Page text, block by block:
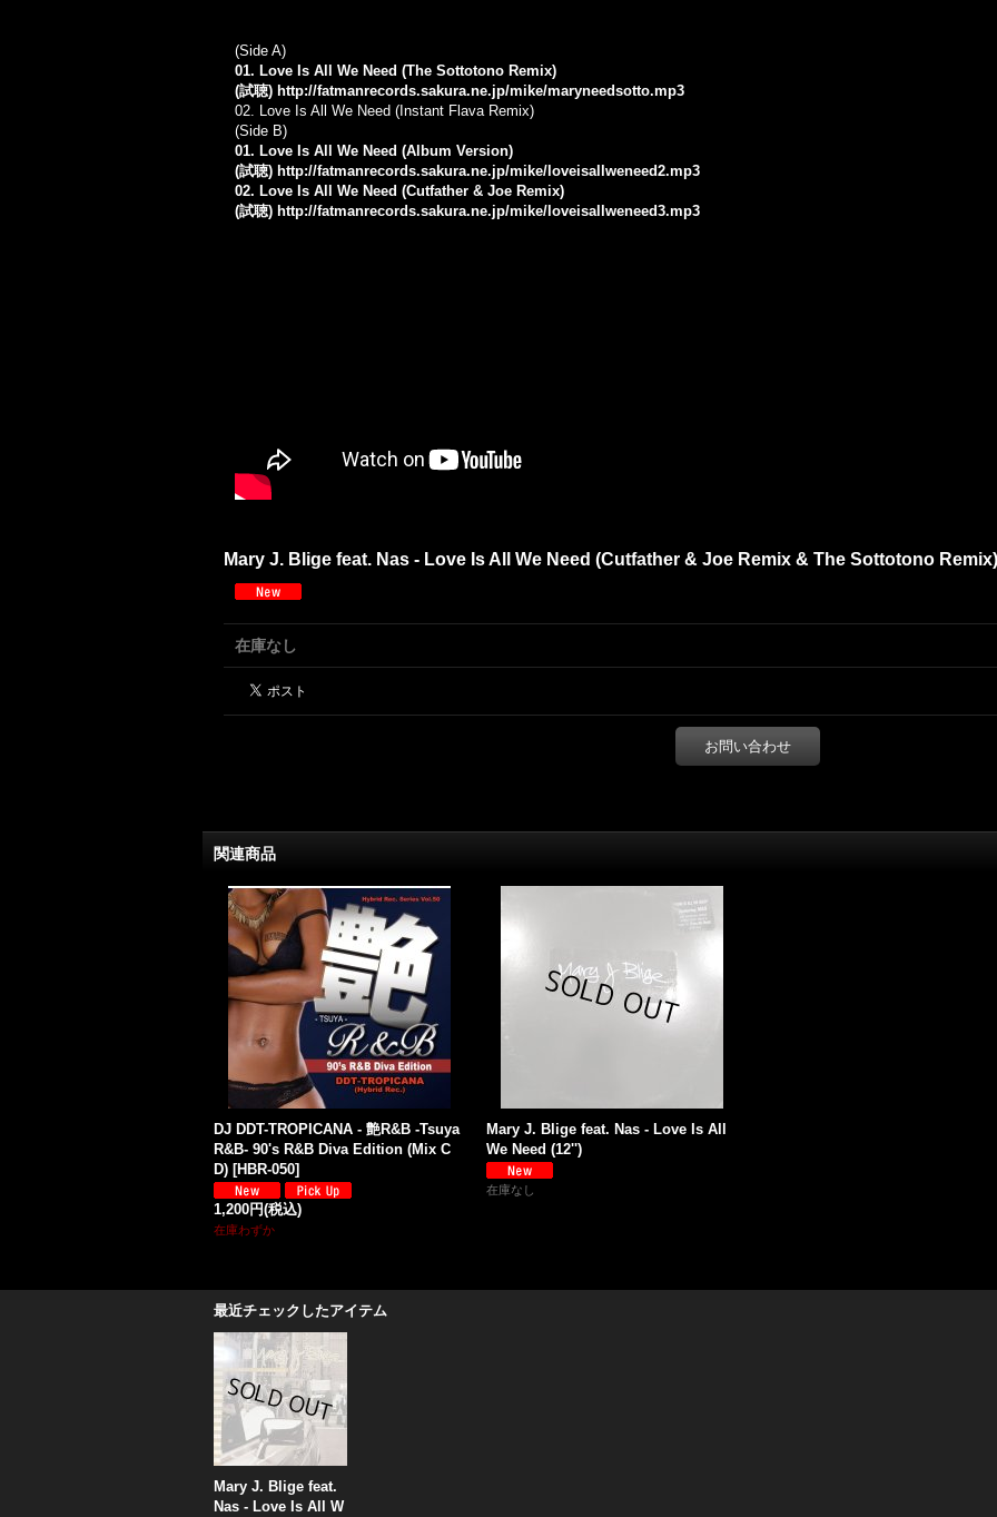
(Side A)
01. Love Is All We Need (The Sottotono Remix)
(試聴) http://fatmanrecords.sakura.ne.jp/mike/maryneedsotto.mp3
02. Love Is All We Need (Instant Flava Remix)
(Side B)
01. Love Is All We Need (Album Version)
(試聴) http://fatmanrecords.sakura.ne.jp/mike/loveisallweneed2.mp3
02. Love Is All We Need (Cutfather & Joe Remix)
(試聴) http://fatmanrecords.sakura.ne.jp/mike/loveisallweneed3.mp3
Mary J. Blige feat. Nas - Love Is All We Need (Cutfather & Joe Remix & The Sottotono
在庫なし
お問い合わせ
関連商品
DJ DDT-TROPICANA - 艶R&B -Tsuya
R&B- 90's R&B Diva Edition (Mix C
D) [HBR-050]
1,200円(税込)
在庫わずか
Mary J. Blige feat. Nas - Love Is All
We Need (12'')
在庫なし
最近チェックしたアイテム
Mary J. Blige feat.
Nas - Love Is All W